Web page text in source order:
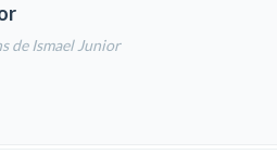
de Ismael Junior